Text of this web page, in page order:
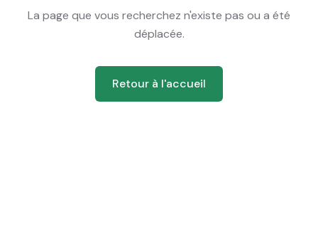
La page que vous recherchez n'existe pas ou a été
déplacée.
Retour à l'accueil